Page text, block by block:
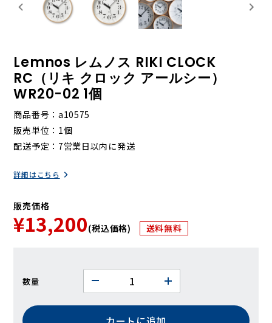
Lemnos レムノス RIKI CLOCK
RC（リキ クロック アールシー）
WR20-02 1個
商品番号
a10575
販売単位
1個
配送予定
7営業日以内に発送
詳細はこちら
販売価格
¥13,200(税込価格) 送料無料
数量